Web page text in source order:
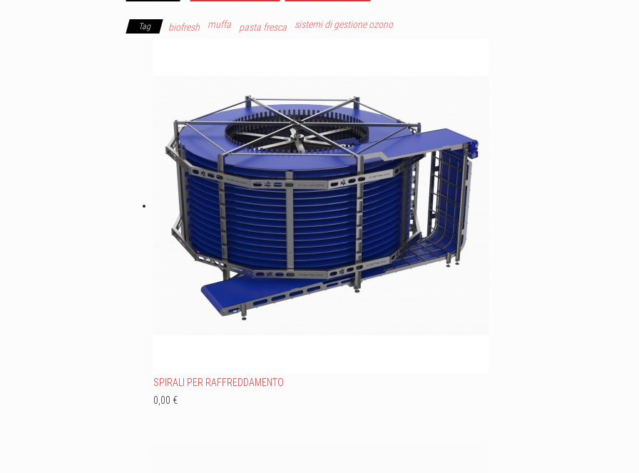
Tag biofresh muffa pasta fresca sistemi di gestione ozono
SPIRALI PER RAFFREDDAMENTO
0,00 €